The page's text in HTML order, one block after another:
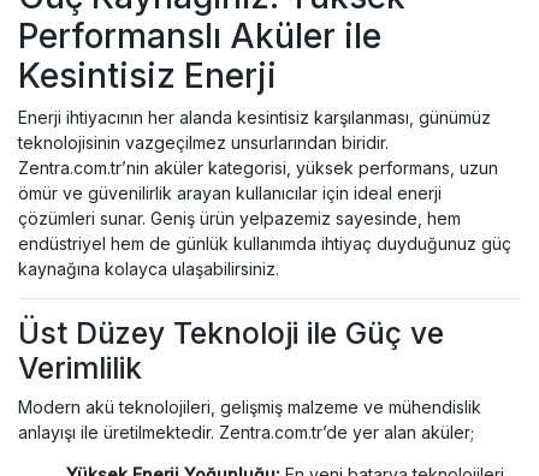
Performanslı Aküler ile
Kesintisiz Enerji
Enerji ihtiyacının her alanda kesintisiz karşılanması, günümüz
teknolojisinin vazgeçilmez unsurlarından biridir.
Zentra.com.tr’nin aküler kategorisi, yüksek performans, uzun
ömür ve güvenilirlik arayan kullanıcılar için ideal enerji
çözümleri sunar. Geniş ürün yelpazemiz sayesinde, hem
endüstriyel hem de günlük kullanımda ihtiyaç duyduğunuz güç
kaynağına kolayca ulaşabilirsiniz.
Üst Düzey Teknoloji ile Güç ve
Verimlilik
Modern akü teknolojileri, gelişmiş malzeme ve mühendislik
anlayışı ile üretilmektedir. Zentra.com.tr’de yer alan aküler;